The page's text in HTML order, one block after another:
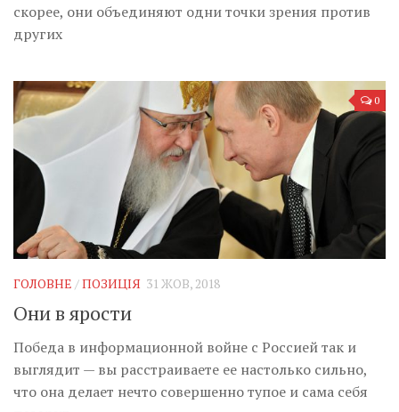
скорее, они объединяют одни точки зрения против
других
0
ГОЛОВНЕ /ПОЗИЦІЯ 31 ЖОВ, 2018
Они в ярости
Победа в информационной войне с Россией так и
выглядит — вы расстраиваете ее настолько сильно,
что она делает нечто совершенно тупое и сама себя